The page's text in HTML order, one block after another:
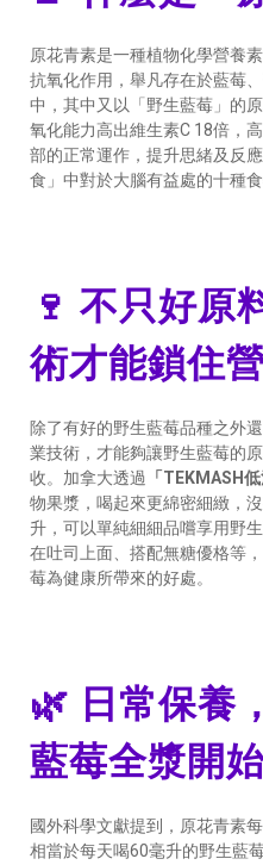
原花青素是一種植物化學營養
抗氧化作用，舉凡存在於藍莓
中，其中又以「野生藍莓」的
氧化能力高出維生素C 18倍，
部的正常運作，提升思緒及反
食」中對於大腦有益處的十種食
🍷 不只好原
術才能鎖住
除了有好的野生藍莓品種之外
業技術，才能夠讓野生藍莓的
收。加拿大透過 「TEKMASH
物果漿，喝起來更綿密細緻，
升，可以單純細細品嚐享用野
在吐司上面、搭配無糖優格等
莓為健康所帶來的好處。
🌿 日常保養
藍莓全漿開
國外科學文獻提到，原花青素
相當於每天喝60毫升的野生藍